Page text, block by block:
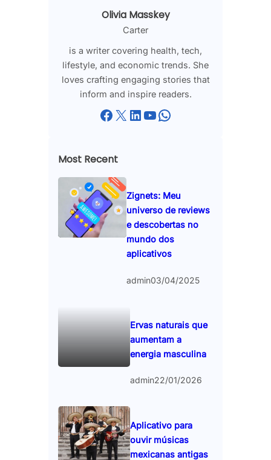
Olivia Masskey
Carter
is a writer covering health, tech,
lifestyle, and economic trends. She
loves crafting engaging stories that
inform and inspire readers.
Facebook X LinkedIn YouTube WhatsApp
Most Recent
Zignets: Meu
universo de reviews
e descobertas no
mundo dos
aplicativos
admin03/04/2025
Ervas naturais que
aumentam a
energia masculina
admin22/01/2026
Aplicativo para
ouvir músicas
mexicanas antigas